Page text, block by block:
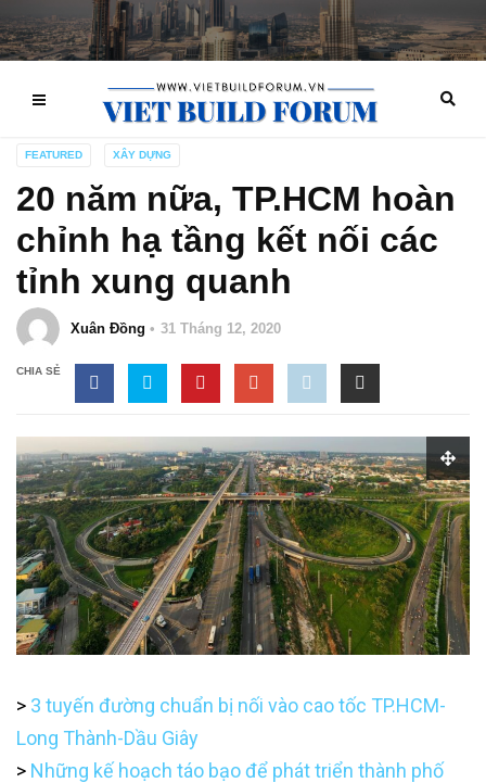
FEATURED XÂY DỰNG
20 năm nữa, TP.HCM hoàn
chỉnh hạ tầng kết nối các
tỉnh xung quanh
Xuân Đồng 31 Tháng 12, 2020
CHIA SẺ
> 3 tuyến đường chuẩn bị nối vào cao tốc TP.HCM-
Long Thành-Dầu Giây
> Những kế hoạch táo bạo để phát triển thành phố